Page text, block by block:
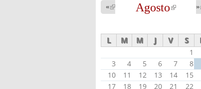
Agosto (link
«
external)
»
L M M J V S
1
3
4 5 6 7 8
10
11 12 13 14 15
17
18 19 20 21 22